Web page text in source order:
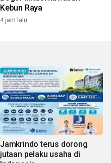
Kebun Raya
4 jam lalu
Jamkrindo terus dorong
jutaan pelaku usaha di